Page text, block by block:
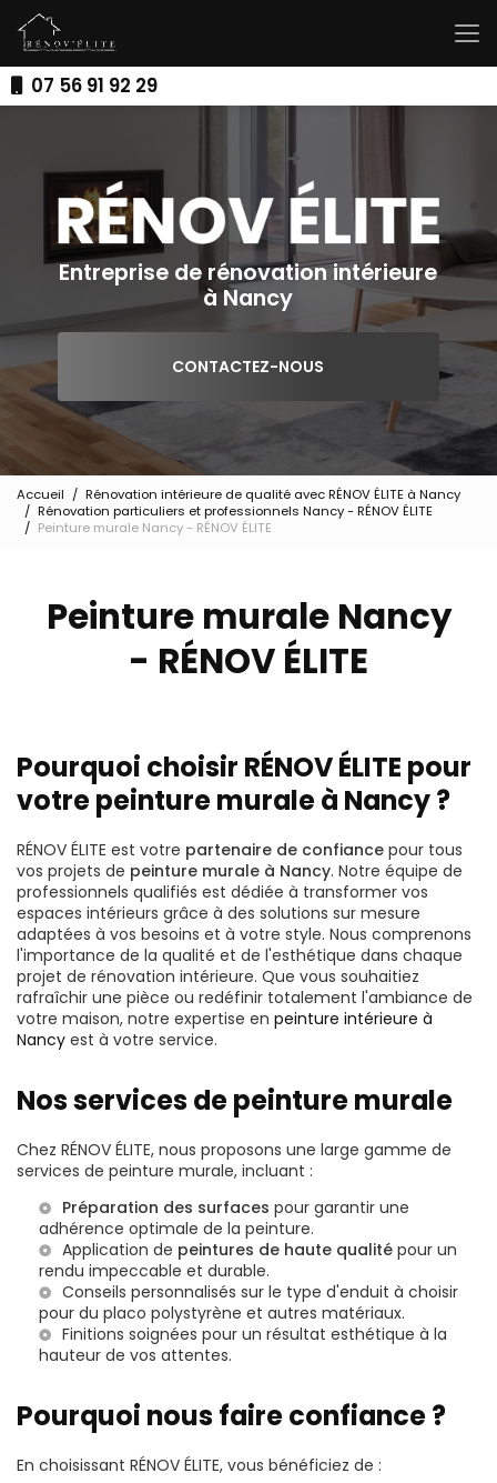
au
contenu
principal07 56 91 92 29
Entreprise de rénovation intérieure
à Nancy
CONTACTEZ-NOUS
Accueil
Rénovation intérieure de qualité avec RÉNOV ÉLITE à Nancy
Rénovation particuliers et professionnels Nancy - RÉNOV ÉLITE
Peinture murale Nancy - RÉNOV ÉLITE
Peinture murale Nancy
- RÉNOV ÉLITE
Pourquoi choisir RÉNOV ÉLITE pour
votre peinture murale à Nancy ?
RÉNOV ÉLITE est votre partenaire de confiance pour tous
vos projets de peinture murale à Nancy. Notre équipe de
professionnels qualifiés est dédiée à transformer vos
espaces intérieurs grâce à des solutions sur mesure
adaptées à vos besoins et à votre style. Nous comprenons
l'importance de la qualité et de l'esthétique dans chaque
projet de rénovation intérieure. Que vous souhaitiez
rafraîchir une pièce ou redéfinir totalement l'ambiance de
votre maison, notre expertise en peinture intérieure à
Nancy est à votre service.
Nos services de peinture murale
Chez RÉNOV ÉLITE, nous proposons une large gamme de
services de peinture murale, incluant :
Préparation des surfaces pour garantir une
adhérence optimale de la peinture.
Application de peintures de haute qualité pour un
rendu impeccable et durable.
Conseils personnalisés sur le type d'enduit à choisir
pour du placo polystyrène et autres matériaux.
Finitions soignées pour un résultat esthétique à la
hauteur de vos attentes.
Pourquoi nous faire confiance ?
En choisissant RÉNOV ÉLITE, vous bénéficiez de :